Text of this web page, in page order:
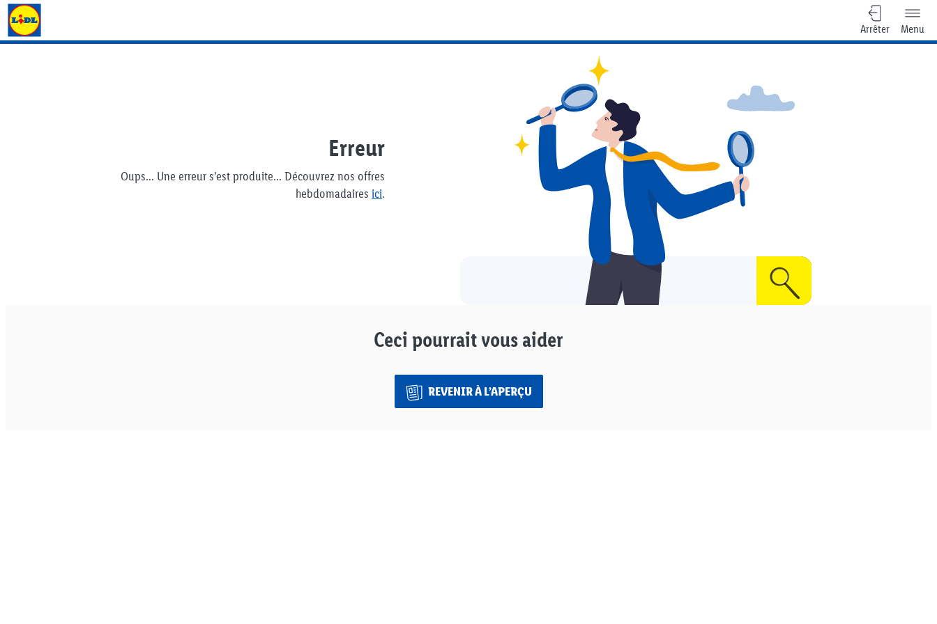
Lidl Flyer
Arrêter Menu
Erreur
Oups... Une erreur s’est produite... Découvrez nos offres
hebdomadairesici.
Ceci pourrait vous aider
REVENIR À L’APERÇU